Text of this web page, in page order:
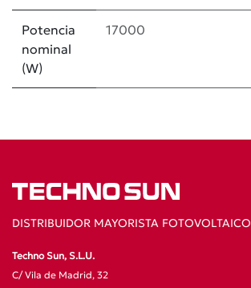
Potencia
nominal
(W)
17000
DISTRIBUIDOR MAYORISTA FOTOVOLTAICO
Techno Sun, S.L.U.
C/ Vila de Madrid, 32